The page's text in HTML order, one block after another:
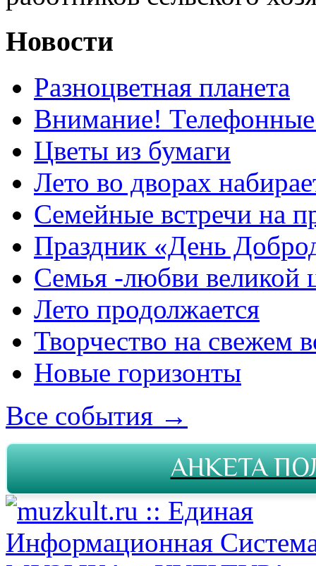
Новости
Разноцветная планета
Внимание!
Цветы из бумаги
Лето во дворах
Семейные встречи на
Праздник «День
Семья -любви великой
Лето продолжается
Творчество на свежем
Новые горизонты
Все события →
АНКЕТА